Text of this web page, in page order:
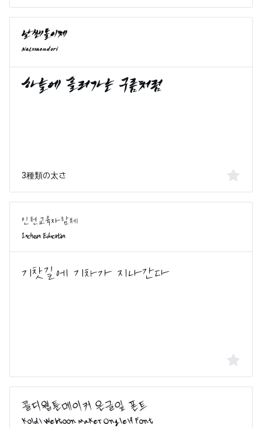
Nalssaendori
3種類の太さ
Incheon Education
Koldi Webtoon Maker Ongleif Font